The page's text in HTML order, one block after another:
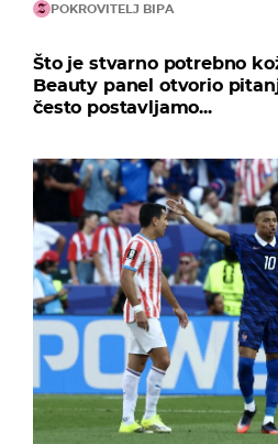
POKROVITELJ BIPA
Što je stvarno potrebno
Beauty panel otvorio
često postavljamo...